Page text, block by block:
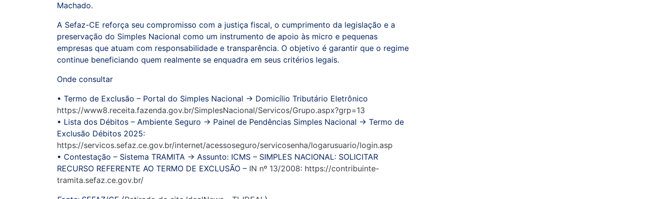
Machado.
A Sefaz-CE reforça seu compromisso com a justiça fiscal, o cumprimento da legislação e a
preservação do Simples Nacional como um instrumento de apoio às micro e pequenas
empresas que atuam com responsabilidade e transparência. O objetivo é garantir que o regime
continue beneficiando quem realmente se enquadra em seus critérios legais.
Onde consultar
• Termo de Exclusão – Portal do Simples Nacional → Domicílio Tributário Eletrônico
https://www8.receita.fazenda.gov.br/SimplesNacional/Servicos/Grupo.aspx?grp=13
• Lista dos Débitos – Ambiente Seguro → Painel de Pendências Simples Nacional → Termo de
Exclusão Débitos 2025:
https://servicos.sefaz.ce.gov.br/internet/acessoseguro/servicosenha/logarusuario/login.asp
• Contestação – Sistema TRAMITA → Assunto: ICMS – SIMPLES NACIONAL: SOLICITAR
RECURSO REFERENTE AO TERMO DE EXCLUSÃO – IN nº 13/2008: https://contribuinte-
tramita.sefaz.ce.gov.br/